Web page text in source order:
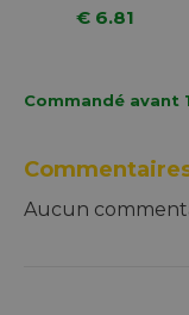
€ 6.81
Commandé avant
Aucun